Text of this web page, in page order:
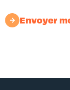
Envoyer